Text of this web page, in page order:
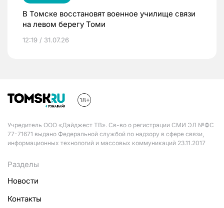
В Томске восстановят военное училище связи
на левом берегу Томи
12:19 / 31.07.26
Учредитель ООО «Дайджест ТВ». Св-во о регистрации СМИ ЭЛ №ФС
77-71671 выдано Федеральной службой по надзору в сфере связи,
информационных технологий и массовых коммуникаций 23.11.2017
Разделы
Новости
Контакты